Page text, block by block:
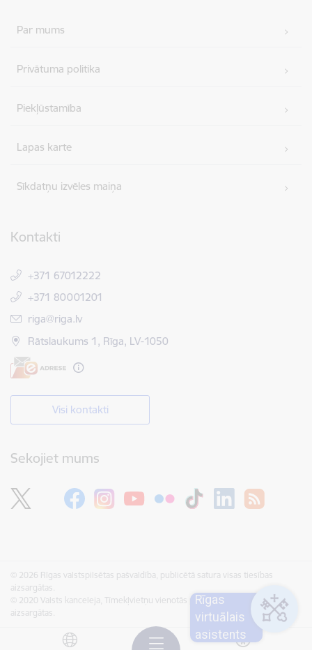
Par mums
Privātuma politika
Piekļūstamība
Lapas karte
Sīkdatņu izvēles maiņa
Kontakti
+371 67012222
+371 80001201
E-pasts:
riga@riga.lv
Rātslaukums 1, Rīga, LV-1050
Visi kontakti
Sekojiet mums
© 2026 Rīgas valstspilsētas pašvaldība, publicētā satura visas tiesības
aizsargātas.
© 2020 Valsts kanceleja, Tīmekļvietņu vienotās platformas visas tiesības
aizsargātas.
Rīgas
virtuālais
asistents